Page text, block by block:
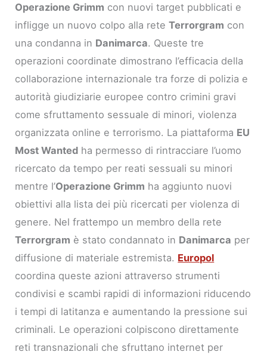
Operazione Grimm con nuovi target pubblicati e
infligge un nuovo colpo alla reteTerrorgram con
una condanna in Danimarca. Queste tre
operazioni coordinate dimostrano l’efficacia della
collaborazione internazionale tra forze di polizia e
autorità giudiziarie europee contro crimini gravi
come sfruttamento sessuale di minori, violenza
organizzata online e terrorismo. La piattaforma EU
Most Wanted ha permesso di rintracciare l’uomo
ricercato da tempo per reati sessuali su minori
mentre l’Operazione Grimm ha aggiunto nuovi
obiettivi alla lista dei più ricercati per violenza di
genere. Nel frattempo un membro della rete
Terrorgram è stato condannato in Danimarca per
diffusione di materiale estremista. Europol
coordina queste azioni attraverso strumenti
condivisi e scambi rapidi di informazioni riducendo
i tempi di latitanza e aumentando la pressione sui
criminali. Le operazioni colpiscono direttamente
reti transnazionali che sfruttano internet per